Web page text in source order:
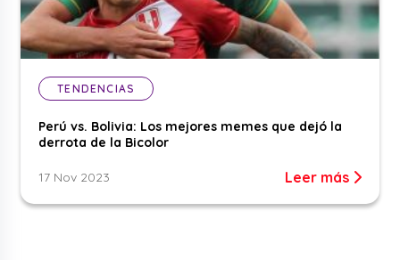
TENDENCIAS
Perú vs. Bolivia: Los mejores memes que dejó la
derrota de la Bicolor
17 Nov 2023 Leer más